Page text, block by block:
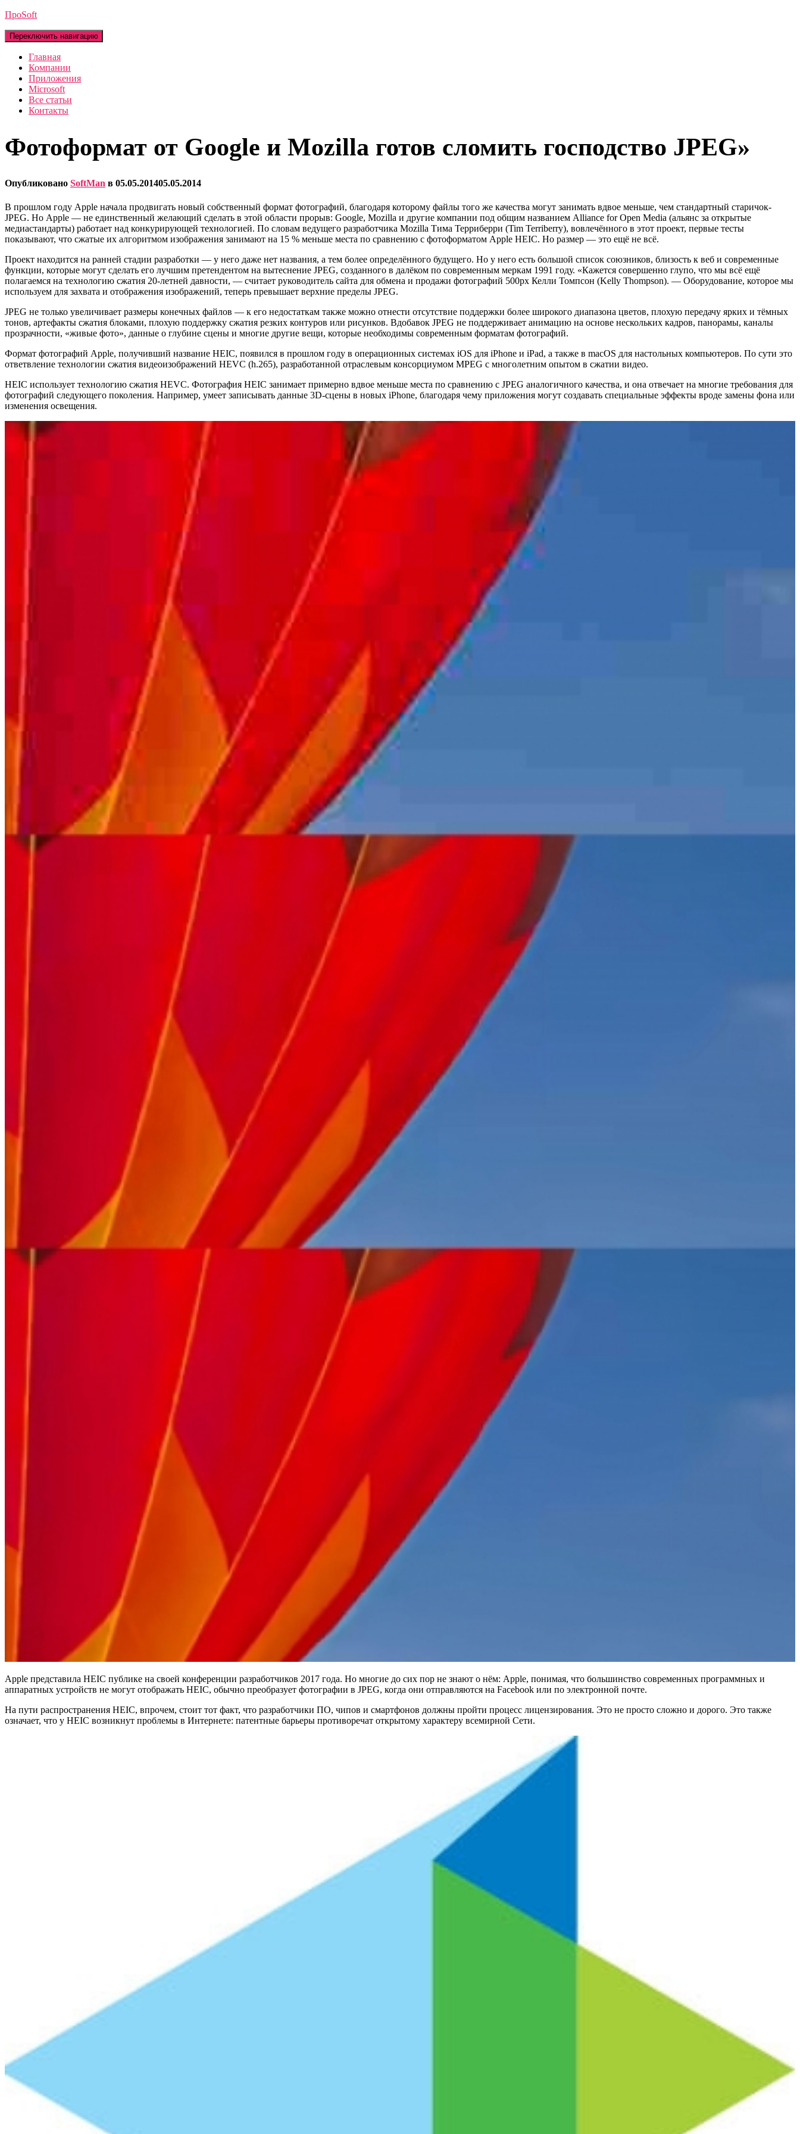
ПроSoft
Переключить навигацию
Главная
Компании
Приложения
Microsoft
Все статьи
Контакты
Фотоформат от Google и Mozilla готов сломить господство JPEG»
Опубликовано SoftMan в 05.05.201405.05.2014
В прошлом году Apple начала продвигать новый собственный формат фотографий, благодаря которому файлы того же качества могут занимать вдвое меньше, чем стандартный старичок-
JPEG. Но Apple — не единственный желающий сделать в этой области прорыв: Google, Mozilla и другие компании под общим названием Alliance for Open Media (альянс за открытые
медиастандарты) работает над конкурирующей технологией. По словам ведущего разработчика Mozilla Тима Терриберри (Tim Terriberry), вовлечённого в этот проект, первые тесты
показывают, что сжатые их алгоритмом изображения занимают на 15 % меньше места по сравнению с фотоформатом Apple HEIC. Но размер — это ещё не всё.
Проект находится на ранней стадии разработки — у него даже нет названия, а тем более определённого будущего. Но у него есть большой список союзников, близость к веб и современные
функции, которые могут сделать его лучшим претендентом на вытеснение JPEG, созданного в далёком по современным меркам 1991 году. «Кажется совершенно глупо, что мы всё ещё
полагаемся на технологию сжатия 20-летней давности, — считает руководитель сайта для обмена и продажи фотографий 500px Келли Томпсон (Kelly Thompson). — Оборудование, которое мы
используем для захвата и отображения изображений, теперь превышает верхние пределы JPEG.
JPEG не только увеличивает размеры конечных файлов — к его недостаткам также можно отнести отсутствие поддержки более широкого диапазона цветов, плохую передачу ярких и тёмных
тонов, артефакты сжатия блоками, плохую поддержку сжатия резких контуров или рисунков. Вдобавок JPEG не поддерживает анимацию на основе нескольких кадров, панорамы, каналы
прозрачности, «живые фото», данные о глубине сцены и многие другие вещи, которые необходимы современным форматам фотографий.
Формат фотографий Apple, получивший название HEIC, появился в прошлом году в операционных системах iOS для iPhone и iPad, а также в macOS для настольных компьютеров. По сути это
ответвление технологии сжатия видеоизображений HEVC (h.265), разработанной отраслевым консорциумом MPEG с многолетним опытом в сжатии видео.
HEIC использует технологию сжатия HEVC. Фотография HEIC занимает примерно вдвое меньше места по сравнению с JPEG аналогичного качества, и она отвечает на многие требования для
фотографий следующего поколения. Например, умеет записывать данные 3D-сцены в новых iPhone, благодаря чему приложения могут создавать специальные эффекты вроде замены фона или
изменения освещения.
Apple представила HEIC публике на своей конференции разработчиков 2017 года. Но многие до сих пор не знают о нём: Apple, понимая, что большинство современных программных и
аппаратных устройств не могут отображать HEIC, обычно преобразует фотографии в JPEG, когда они отправляются на Facebook или по электронной почте.
На пути распространения HEIC, впрочем, стоит тот факт, что разработчики ПО, чипов и смартфонов должны пройти процесс лицензирования. Это не просто сложно и дорого. Это также
означает, что у HEIC возникнут проблемы в Интернете: патентные барьеры противоречат открытому характеру всемирной Сети.